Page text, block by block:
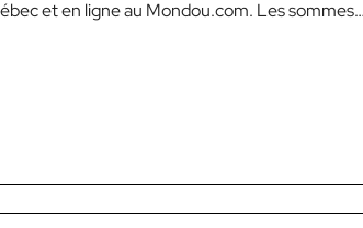
et en ligne au Mondou.com. Les sommes